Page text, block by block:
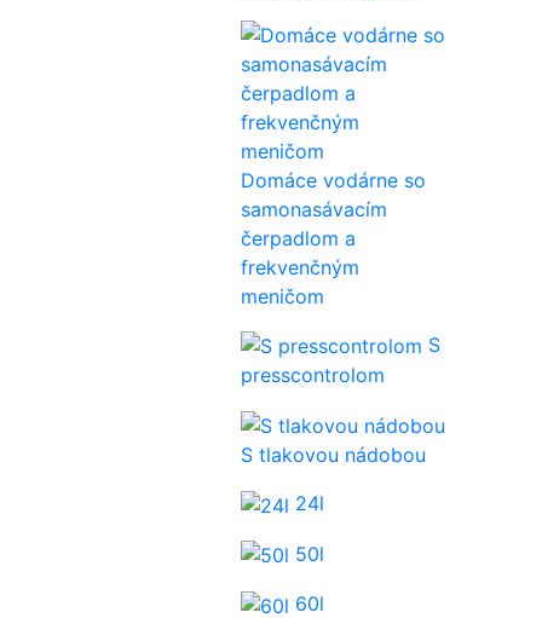
Domáce vodárne so
samonasávacím
čerpadlom a
frekvenčným
meničom
S
presscontrolom
S tlakovou nádobou
24l
50l
60l